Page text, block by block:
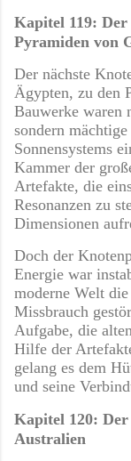
Kapitel 119:
Pyramiden von
Der nächste
Ägypten, zu den
Bauwerke waren
sondern
Sonnensystems
Kammer der
Artefakte, die
Resonanzen zu
Dimensionen
Doch der
Energie war
moderne Welt
Missbrauch
Aufgabe, die
Hilfe der
gelang es dem
und seine
Kapitel 120:
Australien